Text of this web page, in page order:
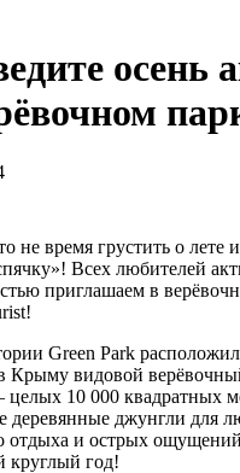
осень
не время грустить о лете
Всех любителей
приглашаем в
Green Park
Крыму видовой
целых 10 000 квадратных
деревянные джунгли для
отдыха и острых
круглый год!